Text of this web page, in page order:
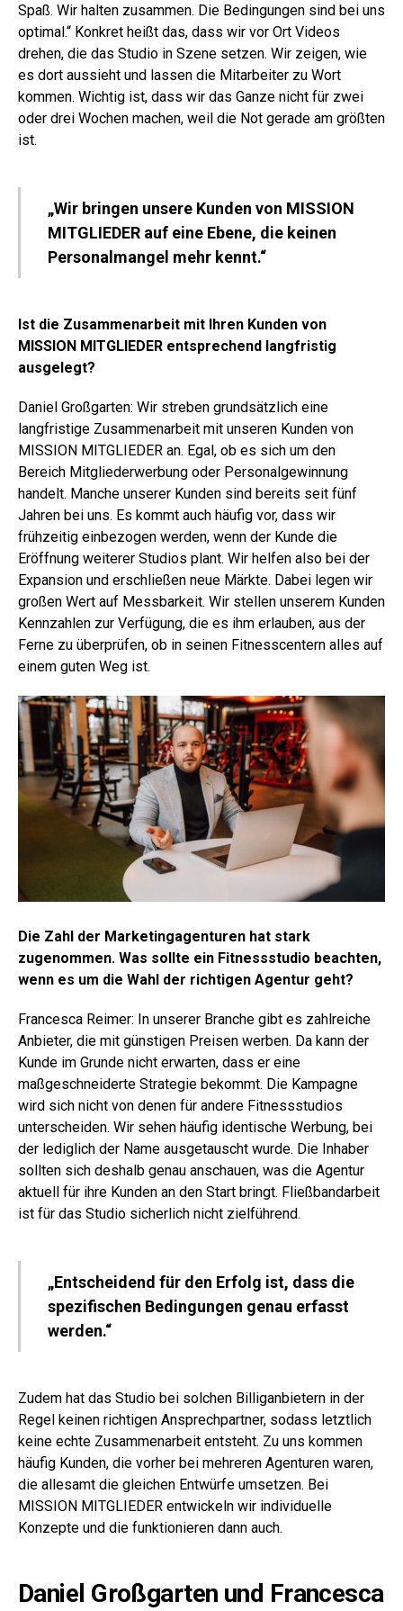
Spaß. Wir halten zusammen. Die Bedingungen sind bei uns
optimal.“ Konkret heißt das, dass wir vor Ort Videos
drehen, die das Studio in Szene setzen. Wir zeigen, wie
es dort aussieht und lassen die Mitarbeiter zu Wort
kommen. Wichtig ist, dass wir das Ganze nicht für zwei
oder drei Wochen machen, weil die Not gerade am größten
ist.
„Wir bringen unsere Kunden von MISSION
MITGLIEDER auf eine Ebene, die keinen
Personalmangel mehr kennt.“
Ist die Zusammenarbeit mit Ihren Kunden von
MISSION MITGLIEDER entsprechend langfristig
ausgelegt?
Daniel Großgarten: Wir streben grundsätzlich eine
langfristige Zusammenarbeit mit unseren Kunden von
MISSION MITGLIEDER an. Egal, ob es sich um den
Bereich Mitgliederwerbung oder Personalgewinnung
handelt. Manche unserer Kunden sind bereits seit fünf
Jahren bei uns. Es kommt auch häufig vor, dass wir
frühzeitig einbezogen werden, wenn der Kunde die
Eröffnung weiterer Studios plant. Wir helfen also bei der
Expansion und erschließen neue Märkte. Dabei legen wir
großen Wert auf Messbarkeit. Wir stellen unserem Kunden
Kennzahlen zur Verfügung, die es ihm erlauben, aus der
Ferne zu überprüfen, ob in seinen Fitnesscentern alles auf
einem guten Weg ist.
Die Zahl der Marketingagenturen hat stark
zugenommen. Was sollte ein Fitnessstudio beachten,
wenn es um die Wahl der richtigen Agentur geht?
Francesca Reimer: In unserer Branche gibt es zahlreiche
Anbieter, die mit günstigen Preisen werben. Da kann der
Kunde im Grunde nicht erwarten, dass er eine
maßgeschneiderte Strategie bekommt. Die Kampagne
wird sich nicht von denen für andere Fitnessstudios
unterscheiden. Wir sehen häufig identische Werbung, bei
der lediglich der Name ausgetauscht wurde. Die Inhaber
sollten sich deshalb genau anschauen, was die Agentur
aktuell für ihre Kunden an den Start bringt. Fließbandarbeit
ist für das Studio sicherlich nicht zielführend.
„Entscheidend für den Erfolg ist, dass die
spezifischen Bedingungen genau erfasst
werden.“
Zudem hat das Studio bei solchen Billiganbietern in der
Regel keinen richtigen Ansprechpartner, sodass letztlich
keine echte Zusammenarbeit entsteht. Zu uns kommen
häufig Kunden, die vorher bei mehreren Agenturen waren,
die allesamt die gleichen Entwürfe umsetzen. Bei
MISSION MITGLIEDER entwickeln wir individuelle
Konzepte und die funktionieren dann auch.
Daniel Großgarten und Francesca